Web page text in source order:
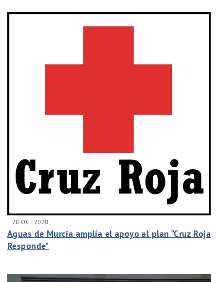
28 OCT 2020
Aguas de Murcia amplía el apoyo al plan "Cruz Roja
Responde"